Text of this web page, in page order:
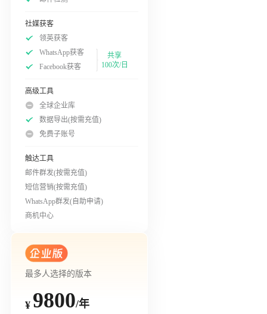
社媒获客
领英获客
WhatsApp获客
Facebook获客
共享
100次/日
高级工具
全球企业库
数据导出(按需充值)
免费子账号
触达工具
邮件群发(按需充值)
短信营销(按需充值)
WhatsApp群发(自助申请)
商机中心
最多人选择的版本
¥ 9800/年